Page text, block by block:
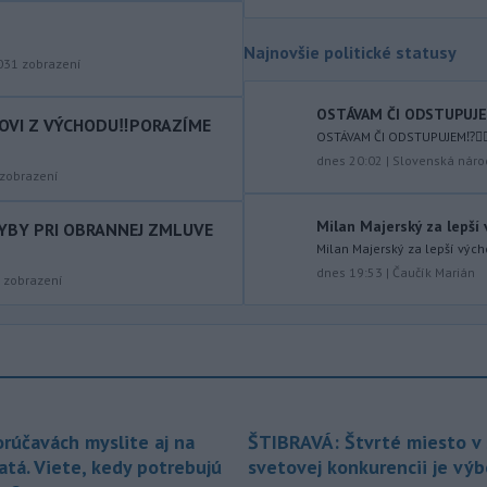
výstrahy tretieho stupňa pred
Izraelská armáda v stredu
vykonala raziu v palestínskom
tábore Kalandijá
obávajú vysťahovania.
Na severnom výbežku
to v stredu uviedla na svojej webovej
17:19
Pri izraelskom útoku na juhu
zobrazení
Z VÝCHODU‼️PORAZÍME
zobrazení
PRI OBRANNEJ ZMLUVE
zobrazení
Najnovšie politické statusy
OSTÁVAM ČI
OSTÁVAM ČI
dnes 20:02 | Slovenská
Milan Majerský za lepší
Milan Majerský za lepší
dnes 19:53 | Čaučík Marián
myslite aj na
Viete, kedy potrebujú
ŠTIBRAVÁ: Štvrté miesto
svetovej konkurencii je